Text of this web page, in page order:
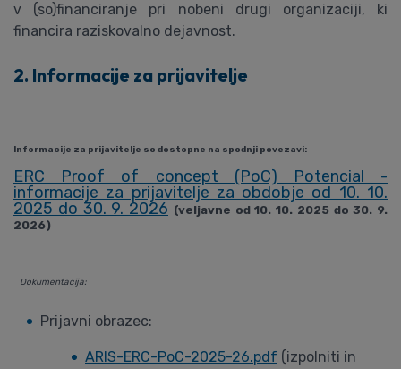
v (so)financiranje pri nobeni drugi organizaciji, ki
financira raziskovalno dejavnost.
2. Informacije za prijavitelje
Informacije za prijavitelje so dostopne na spodnji povezavi:
ERC Proof of concept (PoC) Potencial -
informacije za prijavitelje za obdobje od 10. 10.
2025 do 30. 9. 2026 (veljavne od 10. 10. 2025 do 30. 9.
2026)
Dokumentacija:
Prijavni obrazec:
ARIS-ERC-PoC-2025-26.pdf (izpolniti in